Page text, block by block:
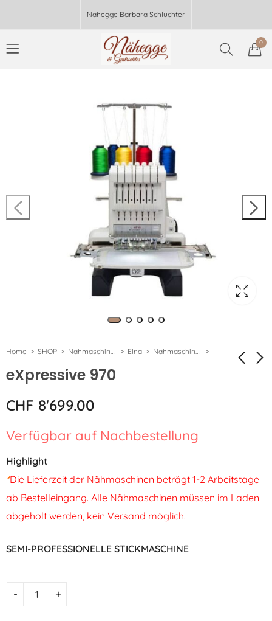
Nähegge Barbara Schluchter
0
Home SHOP Nähmaschinen Elna Nähmaschinen & Stickmaschinen
eXpressive 970
CHF 8'699.00
Verfügbar auf Nachbestellung
Highlight
*Die Lieferzeit der Nähmaschinen beträgt 1-2 Arbeitstage
ab Bestelleingang. Alle Nähmaschinen müssen im Laden
abgeholt werden, kein Versand möglich.
SEMI-PROFESSIONELLE STICKMASCHINE